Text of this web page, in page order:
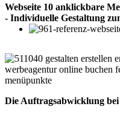
Webseite 10 anklickbare
- Individuelle Gestaltung
Die Auftragsabwicklung